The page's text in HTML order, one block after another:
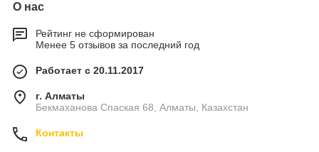
О нас
Рейтинг не сформирован
Менее 5 отзывов за последний год
Работает с 20.11.2017
г. Алматы
Бекмаханова Спаская 68, Алматы, Казахстан
Контакты